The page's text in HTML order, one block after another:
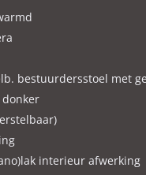
bestuurdersstoel met
interieur afwerking